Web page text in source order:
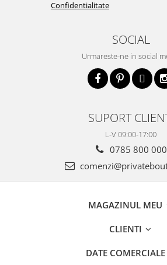
Confidentialitate
SOCIAL
Urmareste-ne in social
SUPORT
L-V 09:00-17:00
0785 800 000
MAGAZINUL MEU
CLIENTI
DATE COMERCIALE